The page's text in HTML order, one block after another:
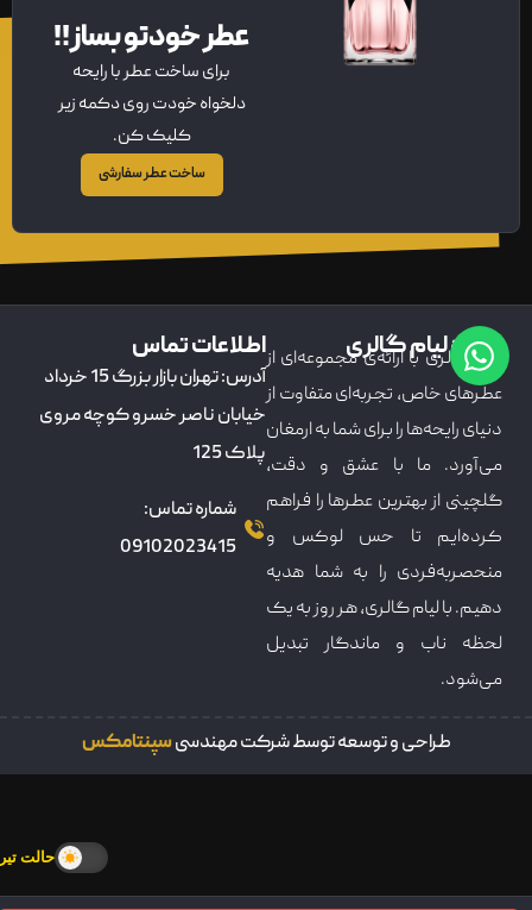
حالت تیره
عطر خودتو بساز!!
برای ساخت عطر با رایحه
دلخواه خودت روی دکمه زیر
کلیک کن.
ساخت عطر سفارشی
درباره لیام گالری
لیام گالری با ارائه‌ی مجموعه‌ای از
عطرهای خاص، تجربه‌ای متفاوت از
دنیای رایحه‌ها را برای شما به ارمغان
می‌آورد. ما با عشق و دقت،
گلچینی از بهترین عطرها را فراهم
کرده‌ایم تا حس لوکس و
منحصربه‌فردی را به شما هدیه
دهیم. با لیام گالری، هر روز به یک
لحظه ناب و ماندگار تبدیل
می‌شود.
اطلاعات تماس
آدرس: تهران بازار بزرگ 15 خرداد
خیابان ناصر خسرو کوچه مروی
پلاک 125
شماره تماس:
09102023415
طراحی و توسعه توسط شرکت مهندسیسپنتامکس